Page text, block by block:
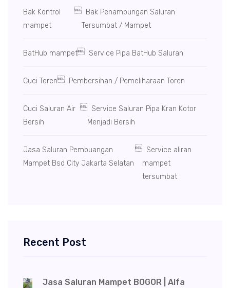
Bak Kontrol
mampet
 Bak Penampungan Saluran
Tersumbat / Mampet
BatHub mampet Service Pipa BatHub Saluran
Cuci Toren Pembersihan / Pemeliharaan Toren
Cuci Saluran Air
Bersih
Service Saluran Pipa Kran Kotor
Menjadi Bersih
Jasa Saluran Pembuangan
Mampet Bsd City Jakarta Selatan
 Service aliran
mampet
tersumbat
Recent Post
Jasa Saluran Mampet BOGOR | Alfa